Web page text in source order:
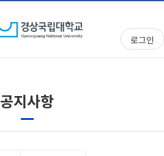
로그인
공지사항